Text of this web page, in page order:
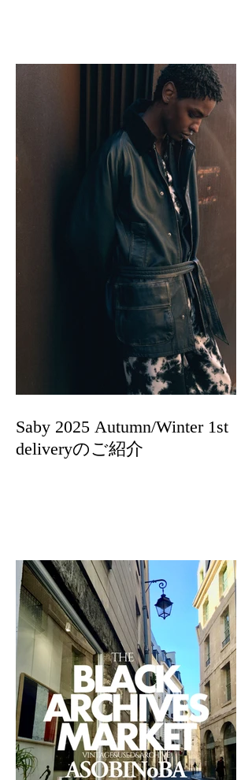
Saby 2025 Autumn/Winter 1st
deliveryのご紹介